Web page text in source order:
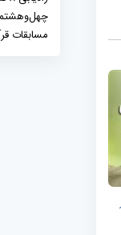
مسابقات